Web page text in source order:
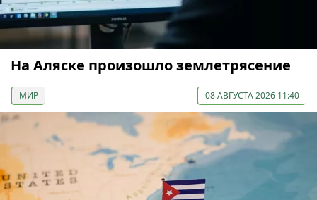
На Аляске произошло землетрясение
МИР 08 АВГУСТА 2026 11:40